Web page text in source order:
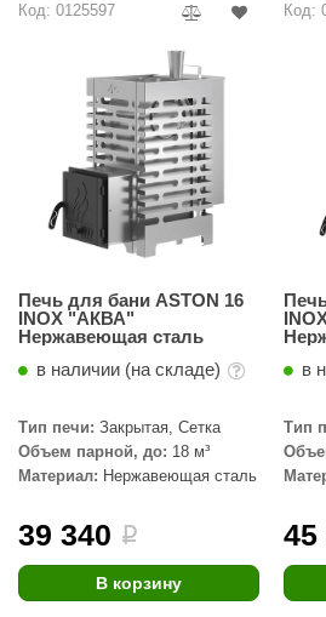
Код: 0125597
Печь для бани ASTON 16
INOX "АКВА"
Нержавеющая сталь
в наличии (на складе)
Тип печи: Закрытая, Сетка
Объем парной, до: 18 м³
Материал: Нержавеющая сталь
39 340 i
В корзину
Код:
в
Тип
45